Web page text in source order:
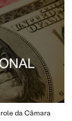
da Câmara